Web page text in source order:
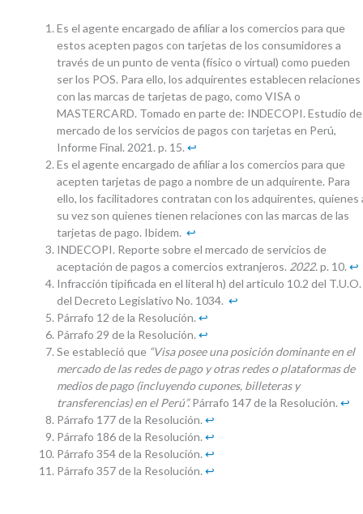
Es el agente encargado de afiliar a los comercios para que
estos acepten pagos con tarjetas de los consumidores a
través de un punto de venta (físico o virtual) como pueden
ser los POS. Para ello, los adquirentes establecen relaciones
con las marcas de tarjetas de pago, como VISA o
MASTERCARD. Tomado en parte de: INDECOPI. Estudio de
mercado de los servicios de pagos con tarjetas en Perú,
Informe Final. 2021. p. 15. ↩︎
Es el agente encargado de afiliar a los comercios para que
acepten tarjetas de pago a nombre de un adquirente. Para
ello, los facilitadores contratan con los adquirentes, quienes
su vez son quienes tienen relaciones con las marcas de las
tarjetas de pago. Ibidem. ↩︎
INDECOPI. Reporte sobre el mercado de servicios de
aceptación de pagos a comercios extranjeros. 2022.p. 10. ↩︎
Infracción tipificada en el literal h) del articulo 10.2 del T.U.O.
del Decreto Legislativo No. 1034. ↩︎
Párrafo 12 de la Resolución. ↩︎
Párrafo 29 de la Resolución. ↩︎
Se estableció que “Visa posee una posición dominante en el
mercado de las redes de pago y otras redes o plataformas de
medios de pago (incluyendo cupones, billeteras y
transferencias) en el Perú”.Párrafo 147 de la Resolución. ↩︎
Párrafo 177 de la Resolución. ↩︎
Párrafo 186 de la Resolución. ↩︎
Párrafo 354 de la Resolución. ↩︎
Párrafo 357 de la Resolución. ↩︎